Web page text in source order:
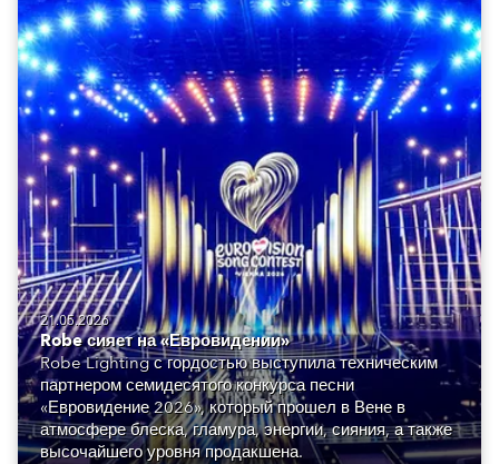
21.05.2026
Robe сияет на «Евровидении»
Robe Lighting с гордостью выступила техническим
партнером семидесятого конкурса песни
«Евровидение 2026», который прошел в Вене в
атмосфере блеска, гламура, энергии, сияния, а также
высочайшего уровня продакшена.